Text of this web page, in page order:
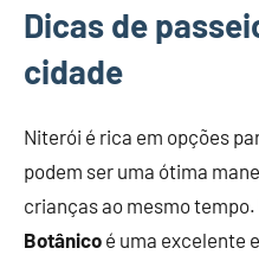
Dicas de
cidade
Niterói é rica em opções
podem ser uma ótima
crianças ao mesmo
Botânico é uma excelente